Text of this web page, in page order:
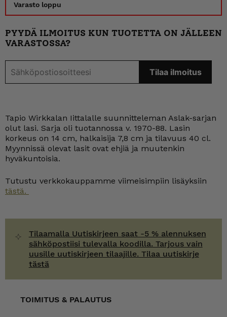
Varasto loppu
PYYDÄ ILMOITUS KUN TUOTETTA ON JÄLLEEN
VARASTOSSA?
Tapio Wirkkalan Iittalalle suunnitteleman Aslak-sarjan
olut lasi. Sarja oli tuotannossa v. 1970-88. Lasin
korkeus on 14 cm, halkaisija 7,8 cm ja tilavuus 40 cl.
Myynnissä olevat lasit ovat ehjiä ja muutenkin
hyväkuntoisia.
Tutustu verkkokauppamme viimeisimpiin lisäyksiin
tästä.
Tilaamalla Uutiskirjeen saat -5 % alennuksen
sähköpostiisi tulevalla koodilla. Tarjous vain
uusille uutiskirjeen tilaajille. Tilaa uutiskirje
tästä
TOIMITUS & PALAUTUS